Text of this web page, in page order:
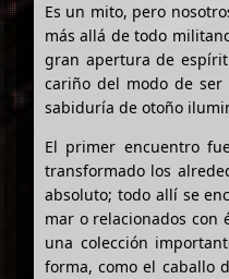
Es un mito, pero
más allá de todo
gran apertura de
cariño del modo de
sabiduría de otoño
El primer encuentro
transformado los
absoluto; todo allí se
mar o relacionados con
una colección
forma, como el caballo